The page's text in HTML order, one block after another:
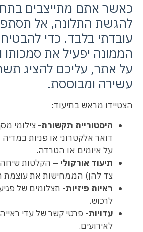
כאשר אתם מתייצבים
להגשת התלונה, אל
עובדתי בלבד. כדי להבטיח
הממונה יפעיל את סמכותו
על אתר, עליכם להציג
עשירה ומבוססת.
הצטיידו מראש בתיעוד:
היסטוריית תקשורת-צילומי מסך
דואר אלקטרוני או פניות במדיה
על איומים או הטרדה.
תיעוד אורקולי – הקלטות שיחה
צד להן) הממחישות את עוצמת
ראיות פיזיות-תצלומים של פגיעות
לרכוש.
עדויות-פרטי קשר של עדי ראייה
לאירועים.